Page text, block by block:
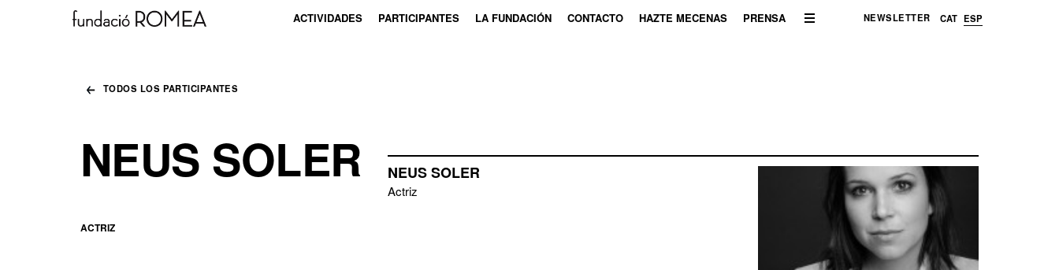
ACTIVIDADES PARTICIPANTES LA FUNDACIÓN CONTACTO HAZTE MECENAS PRENSA NEWSLETTER CAT ESP
TODOS LOS PARTICIPANTES
NEUS SOLER
ACTRIZ
NEUS SOLER
Actriz